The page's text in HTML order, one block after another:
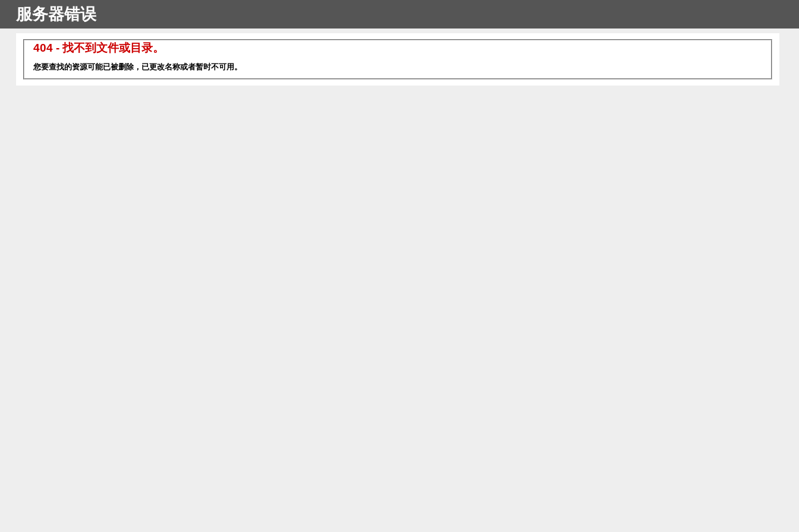
服务器错误
404 - 找不到文件或目录。
您要查找的资源可能已被删除，已更改名称或者暂时不可用。